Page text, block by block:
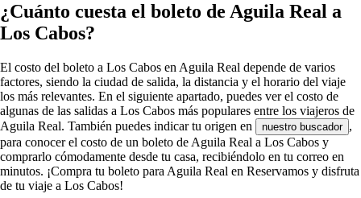
¿Cuánto cuesta el boleto de Aguila Real a
Los Cabos?
El costo del boleto a Los Cabos en Aguila Real depende de varios
factores, siendo la ciudad de salida, la distancia y el horario del viaje
los más relevantes. En el siguiente apartado, puedes ver el costo de
algunas de las salidas a Los Cabos más populares entre los viajeros de
Aguila Real. También puedes indicar tu origen en
nuestro buscador ,
para conocer el costo de un boleto de Aguila Real a Los Cabos y
comprarlo cómodamente desde tu casa, recibiéndolo en tu correo en
minutos. ¡Compra tu boleto para Aguila Real en Reservamos y disfruta
de tu viaje a Los Cabos!